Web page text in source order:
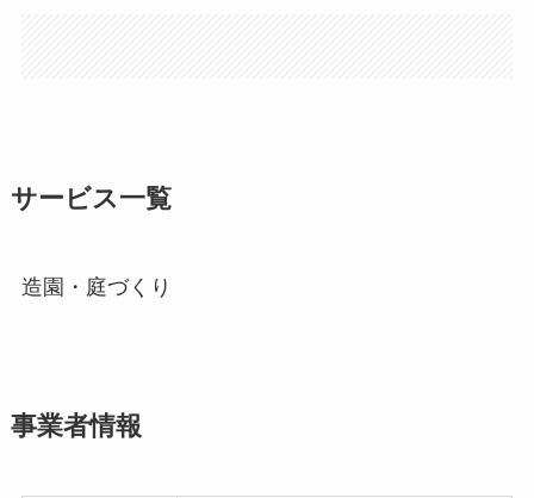
サービス一覧
造園・庭づくり
事業者情報